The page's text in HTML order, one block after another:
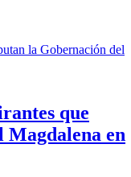
que
Magdalena en